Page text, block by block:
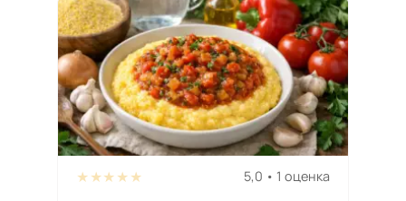
★★★★★ 5,0 • 1 оценка